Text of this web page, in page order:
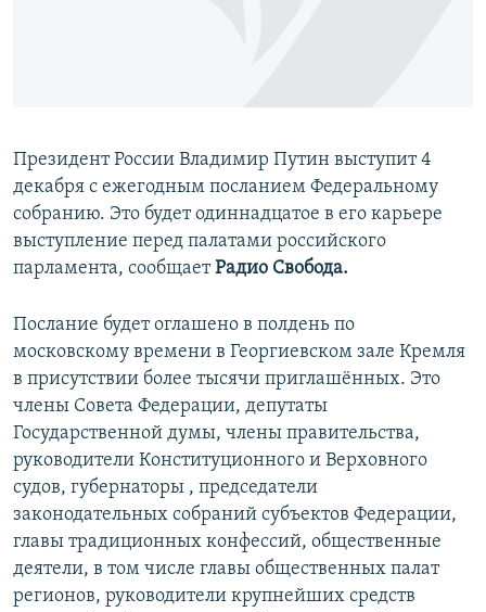
Все сайты RFE/RL
Президент России Владимир Путин выступит 4
декабря с ежегодным посланием Федеральному
собранию. Это будет одиннадцатое в его карьере
выступление перед палатами российского
парламента, сообщаетРадио Свобода.
Послание будет оглашено в полдень по
московскому времени в Георгиевском зале Кремля
в присутствии более тысячи приглашённых. Это
члены Совета Федерации, депутаты
Государственной думы, члены правительства,
руководители Конституционного и Верховного
судов, губернаторы , председатели
законодательных собраний субъектов Федерации,
главы традиционных конфессий, общественные
деятели, в том числе главы общественных палат
регионов, руководители крупнейших средств